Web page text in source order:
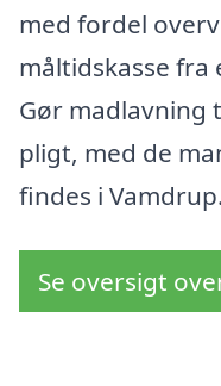
med fordel
måltidskasse fra
Gør madlavning
pligt, med de
findes i Vamdrup.
Se oversigt